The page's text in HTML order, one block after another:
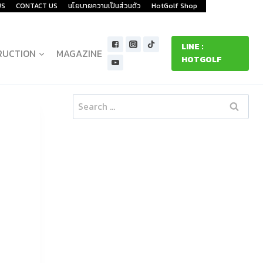
CONTACT US นโยบายความเป็นส่วนตัว HotGolf Shop
MAGAZINE
LINE :
HOTGOLF
Search
for: